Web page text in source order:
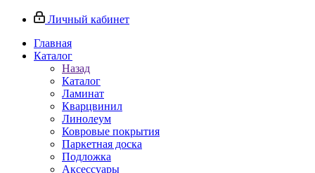
Личный кабинет
Главная
Каталог
Назад
Каталог
Ламинат
Кварцвинил
Линолеум
Ковровые покрытия
Паркетная доска
Подложка
Аксессуары